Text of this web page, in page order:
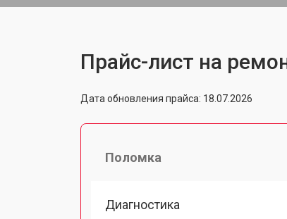
Прайс-лист на
Дата обновления прайса: 18.07.2026
Поломка
Диагностика